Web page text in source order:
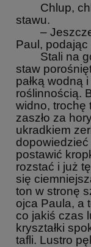
Chlup,
stawu.
– Jeszcze
Paul,
Stali na
staw
pałką wodną
roślinnością.
widno, trochę
zaszło za
ukradkiem
postawić
rozstać i już
się
ton w stronę
ojca Paula, a
co jakiś czas
kryształki
tafli. Lustro